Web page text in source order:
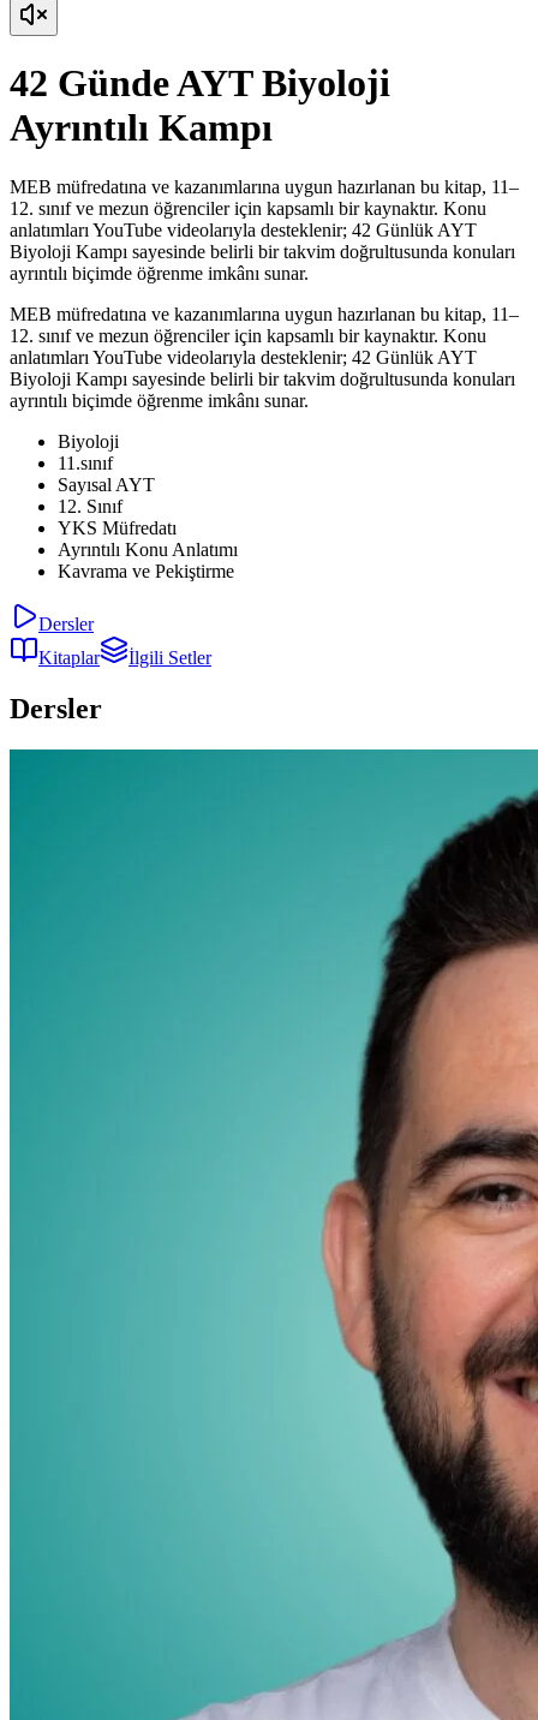
42 Günde AYT Biyoloji
Ayrıntılı Kampı
MEB müfredatına ve kazanımlarına uygun hazırlanan bu kitap, 11–
12. sınıf ve mezun öğrenciler için kapsamlı bir kaynaktır. Konu
anlatımları YouTube videolarıyla desteklenir; 42 Günlük AYT
Biyoloji Kampı sayesinde belirli bir takvim doğrultusunda konuları
ayrıntılı biçimde öğrenme imkânı sunar.
MEB müfredatına ve kazanımlarına uygun hazırlanan bu kitap, 11–
12. sınıf ve mezun öğrenciler için kapsamlı bir kaynaktır. Konu
anlatımları YouTube videolarıyla desteklenir; 42 Günlük AYT
Biyoloji Kampı sayesinde belirli bir takvim doğrultusunda konuları
ayrıntılı biçimde öğrenme imkânı sunar.
Biyoloji
11.sınıf
Sayısal AYT
12. Sınıf
YKS Müfredatı
Ayrıntılı Konu Anlatımı
Kavrama ve Pekiştirme
Dersler
Kitaplar
İlgili Setler
Dersler